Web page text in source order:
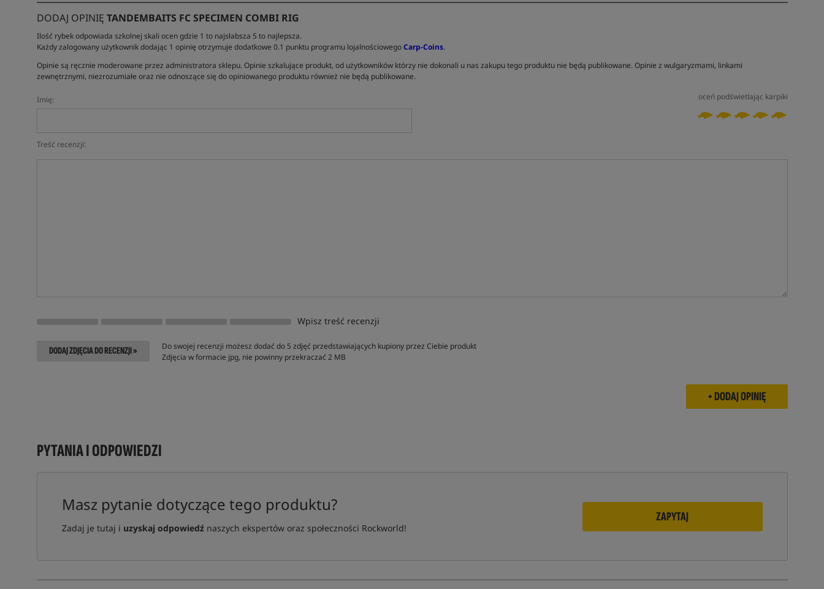
DODAJ OPINIĘ TANDEMBAITS FC SPECIMEN COMBI RIG
Ilość rybek odpowiada szkolnej skali ocen gdzie 1 to najsłabsza 5 to najlepsza.
Każdy zalogowany użytkownik dodając 1 opinię otrzymuje dodatkowe 0.1 punktu programu lojalnościowegoCarp-Coins.
Opinie są ręcznie moderowane przez administratora sklepu. Opinie szkalujące produkt, od użytkowników którzy nie dokonali u nas zakupu tego produktu nie będą publikowane. Opinie z wulgaryzmami, linkami
zewnętrznymi, niezrozumiałe oraz nie odnoszące się do opiniowanego produktu również nie będą publikowane.
oceń podświetlając karpiki
Imię:
Treść recenzji:
Wpisz treść recenzji
DODAJ ZDJĘCIA DO RECENZJI »
Do swojej recenzji możesz dodać do 5 zdjęć przedstawiających kupiony przez Ciebie produkt
Zdjęcia w formacie jpg, nie powinny przekraczać 2 MB
PYTANIA I ODPOWIEDZI
Masz pytanie dotyczące tego produktu?
Zadaj je tutaj i uzyskaj odpowiedźnaszych ekspertów oraz społeczności Rockworld!
ZAPYTAJ